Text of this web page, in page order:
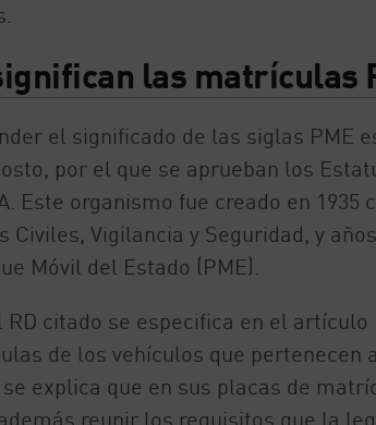
las matrículas
el significado de las siglas PME
por el que se aprueban los
Este organismo fue creado en
Civiles, Vigilancia y Seguridad, y
Móvil del Estado (PME).
RD citado se especifica en el
de los vehículos que pertenecen
explica que en sus placas de
reunir los requisitos que la